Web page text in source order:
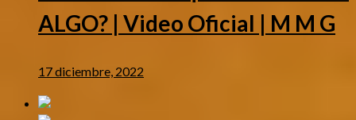
ALGO? | Video Oficial | M M G
17 diciembre, 2022